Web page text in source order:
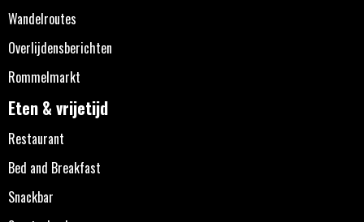
Wandelroutes
Overlijdensberichten
Rommelmarkt
Eten & vrijetijd
Restaurant
Bed and Breakfast
Snackbar